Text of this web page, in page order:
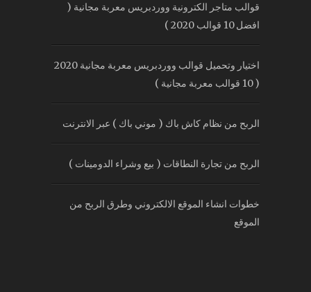
قوالب متاجر الكترونية ووردبريس معربة مجانية (
افضل 10 قوالب 2020 )
اختيار وتحميل قوالب ووردبريس معربة مجانية 2020
( 10 قوالب معربة مجانية )
الربح من نظام كاش باك ( موني باك ) عبر الانترنت
الربح من تجارة النطاقات ( بيع وشراء الدومينات )
خطوات انشاء الموقع الالكتروني وطرق الربح من
الموقع